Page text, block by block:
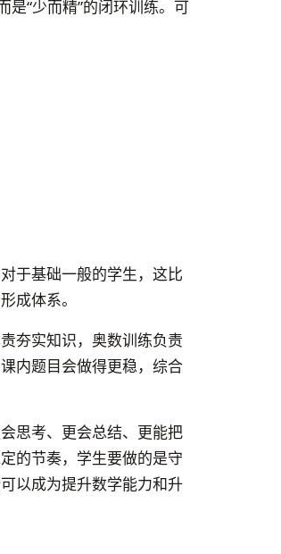
是“少而精”的闭环训练。可
于基础一般的学生，这比
成体系。
夯实知识，奥数训练负责
内题目会做得更稳，综合
思考、更会总结、更能把
的节奏，学生要做的是守
以成为提升数学能力和升